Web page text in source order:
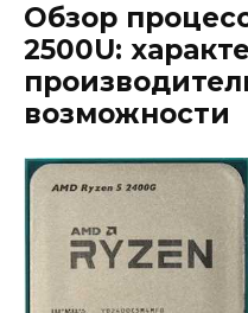
Обзор
2500U:
возможности